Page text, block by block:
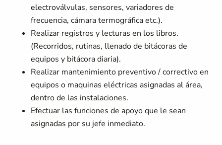
electroválvulas, sensores, variadores de
frecuencia, cámara termográfica etc.).
Realizar registros y lecturas en los libros.
(Recorridos, rutinas, llenado de bitácoras de
equipos y bitácora diaria).
Realizar mantenimiento preventivo / correctivo en
equipos o maquinas eléctricas asignadas al área,
dentro de las instalaciones.
Efectuar las funciones de apoyo que le sean
asignadas por su jefe inmediato.